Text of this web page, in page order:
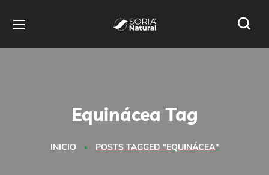
Equinácea Tag
INICIO POSTS TAGGED "EQUINÁCEA"